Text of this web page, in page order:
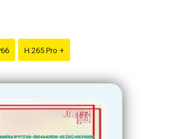
H.265 Pro +